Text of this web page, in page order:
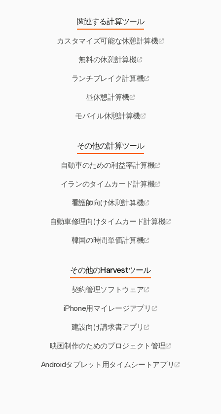
関連する計算ツール
カスタマイズ可能な休憩計算機
無料の休憩計算機
ランチブレイク計算機
昼休憩計算機
モバイル休憩計算機
その他の計算ツール
自動車のための利益率計算機
イランのタイムカード計算機
看護師向け休憩計算機
自動車修理向けタイムカード計算機
韓国の時間単価計算機
その他のHarvestツール
契約管理ソフトウェア
iPhone用マイレージアプリ
建設向け請求書アプリ
映画制作のためのプロジェクト管理
Androidタブレット用タイムシートアプリ